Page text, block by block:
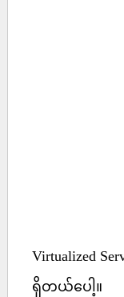
Virtualized
ရှိတယ်ပေါ့။